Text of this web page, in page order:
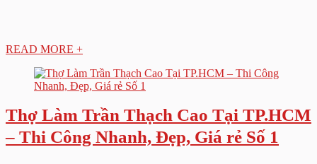
READ MORE +
Thợ Làm Trần Thạch Cao Tại TP.HCM
– Thi Công Nhanh, Đẹp, Giá rẻ Số 1